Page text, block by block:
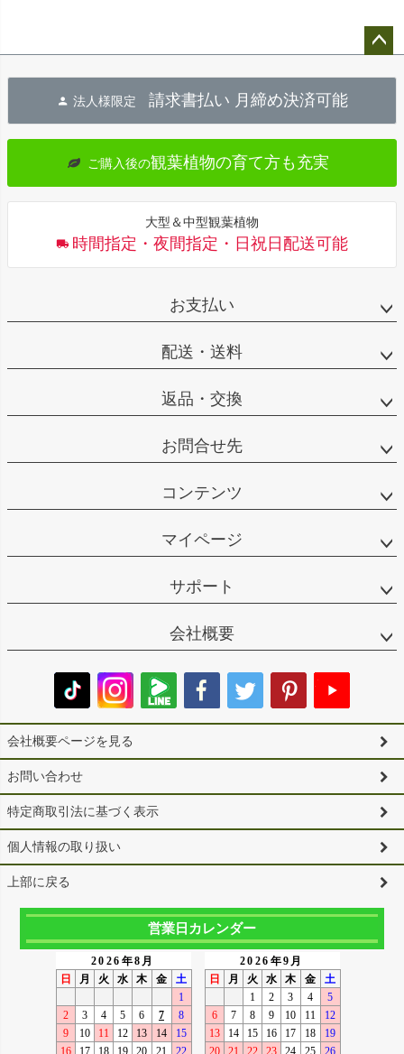
へ
法人様限定 請求書払い 月締め決済可能
ご購入後の観葉植物の育て方も充実
大型＆中型観葉植物
時間指定・夜間指定・日祝日配送可能
お支払い
配送・送料
返品・交換
お問合せ先
コンテンツ
マイページ
サポート
会社概要
会社概要ページを見る
お問い合わせ
特定商取引法に基づく表示
個人情報の取り扱い
上部に戻る
営業日カレンダー